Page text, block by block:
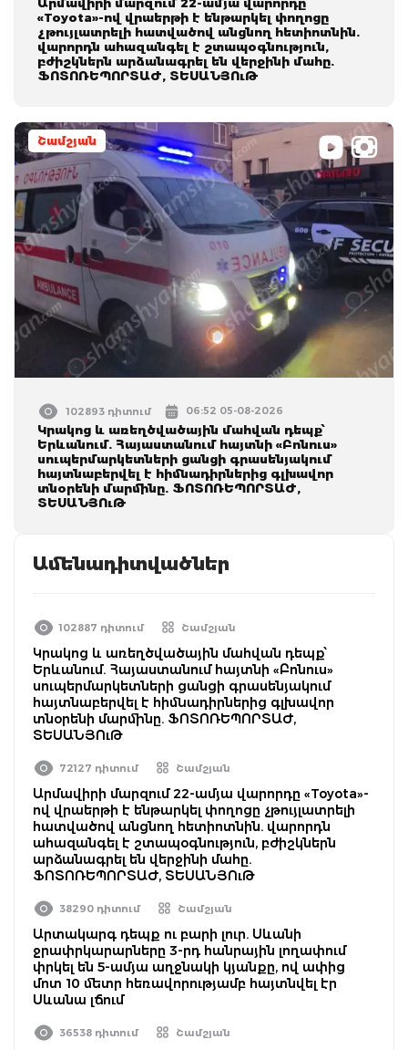
«Toyota»-ով վրաերթի է ենթարկել փողոցը
չթույլատրելի հատվածով անցնող հետիոտնին.
վարորդն ահազանգել է շտապօգնություն,
բժիշկներն արձանագրել են վերջինի մահը.
ՖՈՏՈՌԵՊՈՐՏԱԺ, ՏԵՍԱՆՅՈւԹ
Շամշյան
102893 դիտում 06:52 05-08-2026
Կրակոց և առեղծվածային մահվան դեպք՝
Երևանում. Հայաստանում հայտնի «Բոնուս»
սուպերմարկետների ցանցի գրասենյակում
հայտնաբերվել է հիմնադիրներից գլխավոր
տնօրենի մարմինը. ՖՈՏՈՌԵՊՈՐՏԱԺ,
ՏԵՍԱՆՅՈւԹ
Ամենադիտվածներ
102887 դիտում Շամշյան
Կրակոց և առեղծվածային մահվան դեպք՝
Երևանում. Հայաստանում հայտնի «Բոնուս»
սուպերմարկետների ցանցի գրասենյակում
հայտնաբերվել է հիմնադիրներից գլխավոր
տնօրենի մարմինը. ՖՈՏՈՌԵՊՈՐՏԱԺ,
ՏԵՍԱՆՅՈւԹ
72127 դիտում Շամշյան
Արմավիրի մարզում 22-ամյա վարորդը «Toyota»-
ով վրաերթի է ենթարկել փողոցը չթույլատրելի
հատվածով անցնող հետիոտնին. վարորդն
ահազանգել է շտապօգնություն, բժիշկներն
արձանագրել են վերջինի մահը.
ՖՈՏՈՌԵՊՈՐՏԱԺ, ՏԵՍԱՆՅՈւԹ
38290 դիտում Շամշյան
Արտակարգ դեպք ու բարի լուր. Սևանի
ջրափրկարարները 3-րդ հանրային լողափում
փրկել են 5-ամյա աղջնակի կյանքը, ով ափից
մոտ 10 մետր հեռավորությամբ հայտնվել էր
Սևանա լճում
36538 դիտում Շամշյան